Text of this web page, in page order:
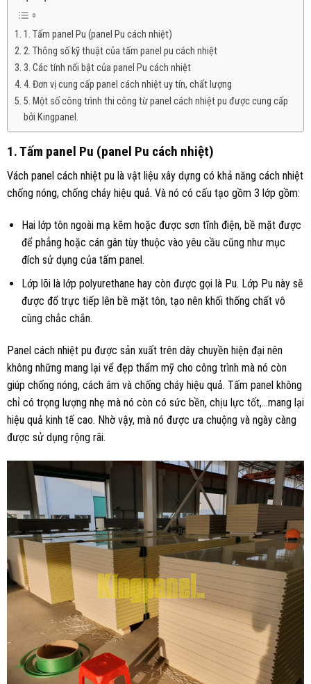
1. Tấm panel Pu (panel Pu cách nhiệt)
2. Thông số kỹ thuật của tấm panel pu cách nhiệt
3. Các tính nổi bật của panel Pu cách nhiệt
4. Đơn vị cung cấp panel cách nhiệt uy tín, chất lượng
5. Một số công trình thi công từ panel cách nhiệt pu được cung cấp
bởi Kingpanel.
1. Tấm panel Pu (panel Pu cách nhiệt)
Vách panel cách nhiệt pu là vật liệu xây dựng có khả năng cách nhiệt
chống nóng, chống cháy hiệu quả. Và nó có cấu tạo gồm 3 lớp gồm:
Hai lớp tôn ngoài mạ kẽm hoặc được sơn tĩnh điện, bề mặt được
để phẳng hoặc cán gân tùy thuộc vào yêu cầu cũng như mục
đích sử dụng của tấm panel.
Lớp lõi là lớp polyurethane hay còn được gọi là Pu. Lớp Pu này sẽ
được đổ trực tiếp lên bề mặt tôn, tạo nên khối thống chất vô
cùng chắc chắn.
Panel cách nhiệt pu được sản xuất trên dây chuyền hiện đại nên
không những mang lại vể đẹp thẩm mỹ cho công trình mà nó còn
giúp chống nóng, cách âm và chống cháy hiệu quả. Tấm panel không
chỉ có trọng lượng nhẹ mà nó còn có sức bền, chịu lực tốt,…mang lại
hiệu quả kinh tế cao. Nhờ vậy, mà nó được ưa chuộng và ngày càng
được sử dụng rộng rãi.